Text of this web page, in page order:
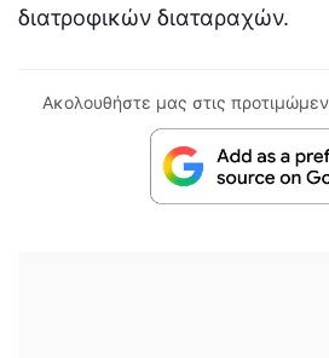
διατροφικών διαταραχών.
Ακολουθήστε μας στις